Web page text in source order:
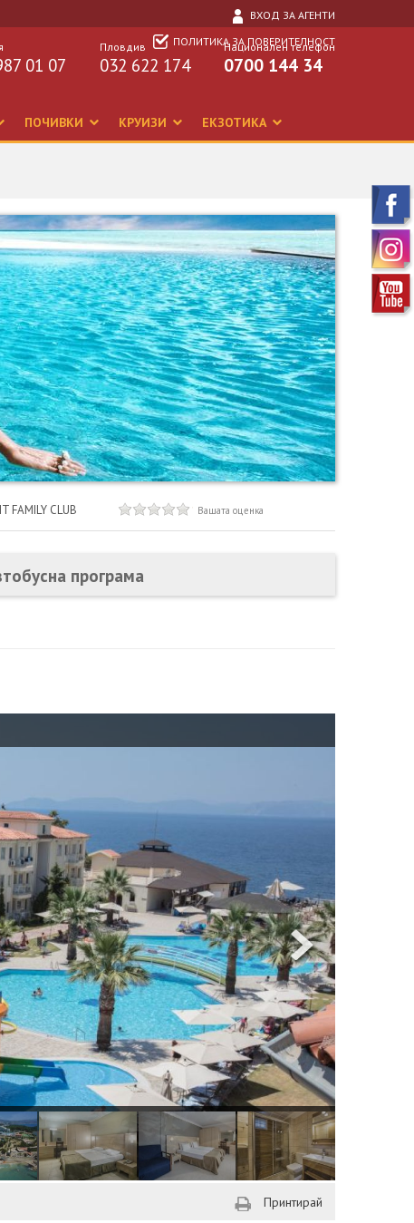
ВХОД ЗА АГЕНТИ
ПОЛИТИКА ЗА ПОВЕРИТЕЛНОСТ
Национален телефон
0700 144 34
Пловдив
032 622 174
01 07
ПОЧИВКИ КРУИЗИ ЕКЗОТИКА
FAMILY CLUB Вашата оценка
програма
Принтирай